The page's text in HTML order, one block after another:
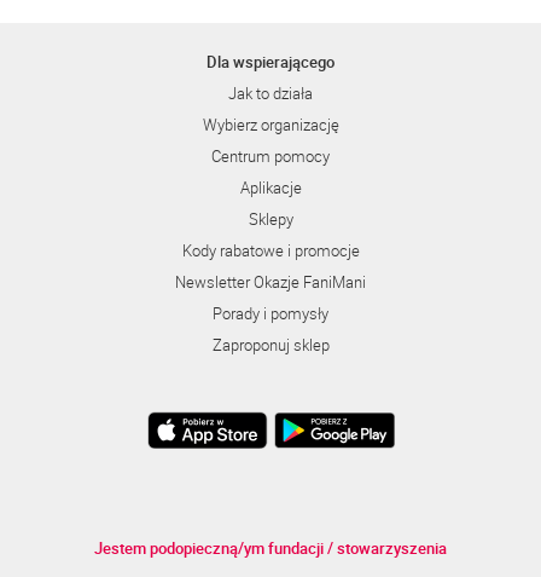
Dla wspierającego
Jak to działa
Wybierz organizację
Centrum pomocy
Aplikacje
Sklepy
Kody rabatowe i promocje
Newsletter Okazje FaniMani
Porady i pomysły
Zaproponuj sklep
Jestem podopieczną/ym fundacji / stowarzyszenia